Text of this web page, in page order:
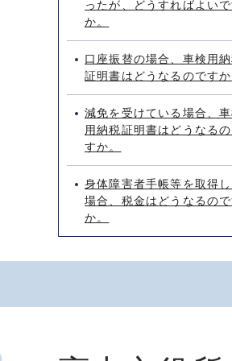
ったが、どうすればよいで
か。
口座振替の場合、車検用
証明書はどうなるのですか
減免を受けている場合、車
用納税証明書はどうなる
すか。
身体障害者手帳等を取得し
場合、税金はどうなるので
か。